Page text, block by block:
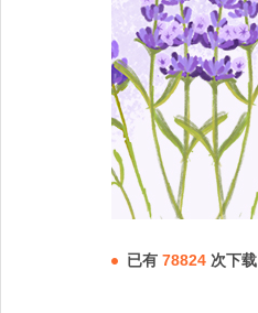
已有 78824 次下载